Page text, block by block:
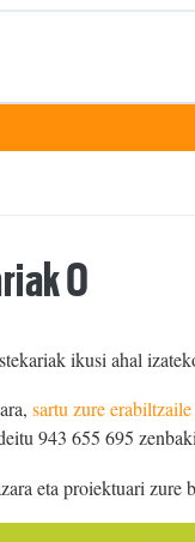
0
ikusi ahal
sartu zure
943 655 695
eta proiektuari zure